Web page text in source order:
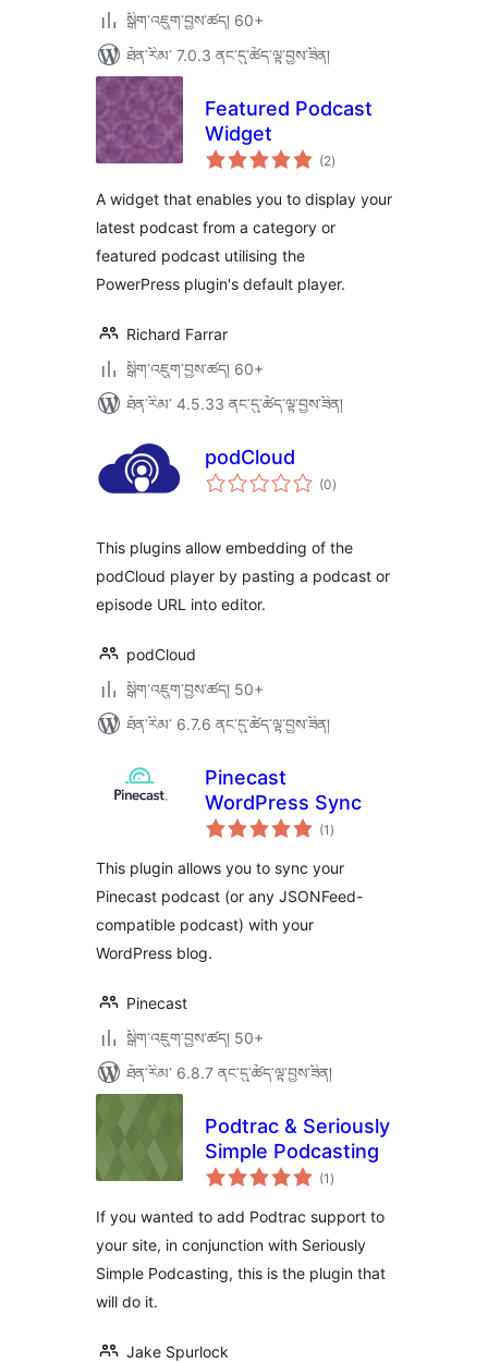
སྒྲིག་འཇུག་བྱས་ཚད། 60+
ཐོན་རིམ་ 7.0.3 ནང་དུ་ཚོད་ལྟ་བྱས་ཟིན།
Featured Podcast
Widget
(2གདེང་
འཇོག་
ཚང་།
)
A widget that enables you to display your
latest podcast from a category or
featured podcast utilising the
PowerPress plugin's default player.
Richard Farrar
སྒྲིག་འཇུག་བྱས་ཚད། 60+
ཐོན་རིམ་ 4.5.33 ནང་དུ་ཚོད་ལྟ་བྱས་ཟིན།
podCloud
(0གདེང་
འཇོག་
)
This plugins allow embedding of the
podCloud player by pasting a podcast or
episode URL into editor.
podCloud
སྒྲིག་འཇུག་བྱས་ཚད། 50+
ཐོན་རིམ་ 6.7.6 ནང་དུ་ཚོད་ལྟ་བྱས་ཟིན།
Pinecast
WordPress Sync
(1 གདེང་
འཇོག་
ཚང་།
)
This plugin allows you to sync your
Pinecast podcast (or any JSONFeed-
compatible podcast) with your
WordPress blog.
Pinecast
སྒྲིག་འཇུག་བྱས་ཚད། 50+
ཐོན་རིམ་ 6.8.7 ནང་དུ་ཚོད་ལྟ་བྱས་ཟིན།
Podtrac & Seriously
Simple Podcasting
(1 གདེང་
འཇོག་
ཚང་།
)
If you wanted to add Podtrac support to
your site, in conjunction with Seriously
Simple Podcasting, this is the plugin that
will do it.
Jake Spurlock